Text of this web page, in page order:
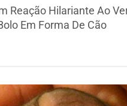
Reação Hilariante Ao
Em Forma De Cão